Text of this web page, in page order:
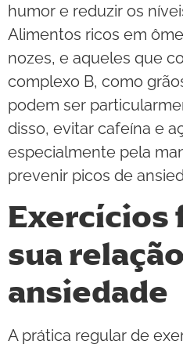
humor e reduzir os
Alimentos ricos em
nozes, e aqueles que
complexo B, como
podem ser
disso, evitar cafeína e
especialmente pela
prevenir picos de
Exercícios
sua
ansiedade
A prática regular de